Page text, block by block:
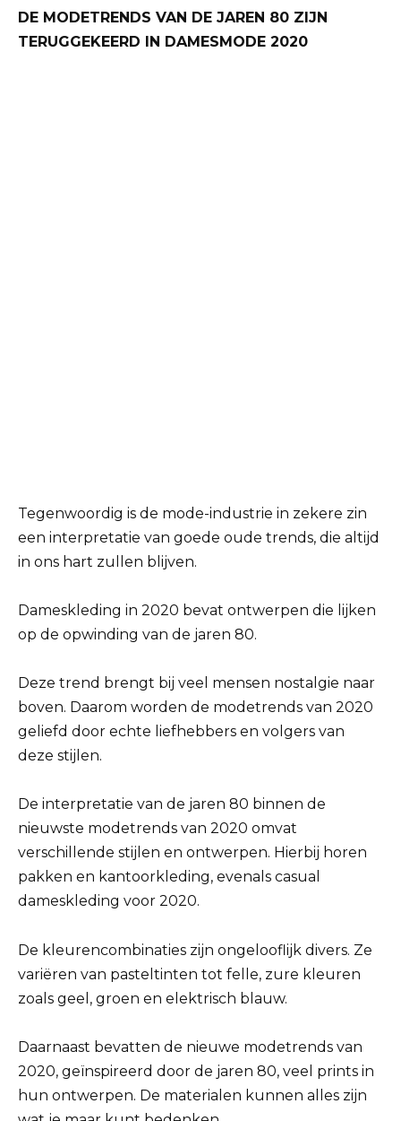
DE MODETRENDS VAN DE JAREN 80 ZIJN
TERUGGEKEERD IN DAMESMODE 2020
Tegenwoordig is de mode-industrie in zekere zin
een interpretatie van goede oude trends, die altijd
in ons hart zullen blijven.
Dameskleding in 2020 bevat ontwerpen die lijken
op de opwinding van de jaren 80.
Deze trend brengt bij veel mensen nostalgie naar
boven. Daarom worden de modetrends van 2020
geliefd door echte liefhebbers en volgers van
deze stijlen.
De interpretatie van de jaren 80 binnen de
nieuwste modetrends van 2020 omvat
verschillende stijlen en ontwerpen. Hierbij horen
pakken en kantoorkleding, evenals casual
dameskleding voor 2020.
De kleurencombinaties zijn ongelooflijk divers. Ze
variëren van pasteltinten tot felle, zure kleuren
zoals geel, groen en elektrisch blauw.
Daarnaast bevatten de nieuwe modetrends van
2020, geïnspireerd door de jaren 80, veel prints in
hun ontwerpen. De materialen kunnen alles zijn